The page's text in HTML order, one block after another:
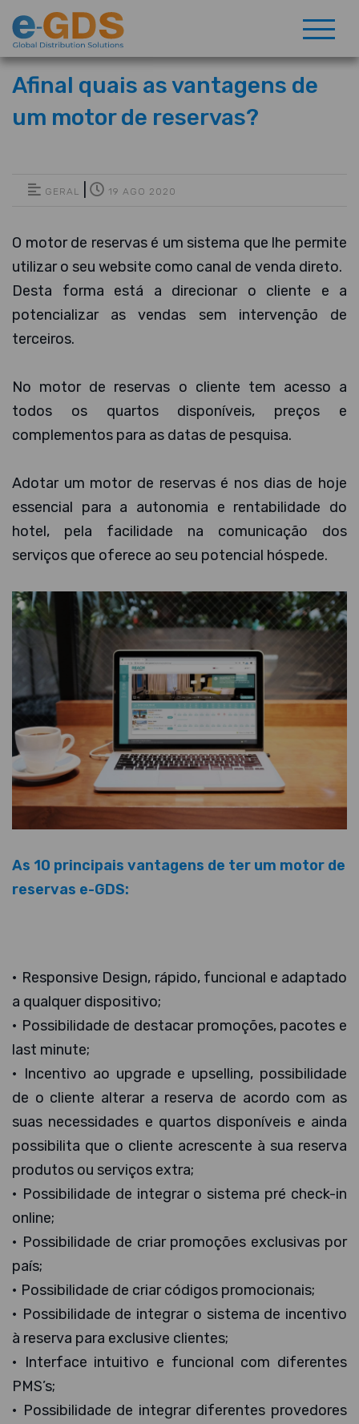
Afinal quais as vantagens de
um motor de reservas?
GERAL 19 AGO 2020
O motor de reservas é um sistema que lhe permite
utilizar o seu website como canal de venda direto.
Desta forma está a direcionar o cliente e a
potencializar as vendas sem intervenção de
terceiros.
No motor de reservas o cliente tem acesso a
todos os quartos disponíveis, preços e
complementos para as datas de pesquisa.
Adotar um motor de reservas é nos dias de hoje
essencial para a autonomia e rentabilidade do
hotel, pela facilidade na comunicação dos
serviços que oferece ao seu potencial hóspede.
As 10 principais vantagens de ter um motor de
reservas e-GDS:
• Responsive Design, rápido, funcional e adaptado
a qualquer dispositivo;
• Possibilidade de destacar promoções, pacotes e
last minute;
• Incentivo ao upgrade e upselling, possibilidade
de o cliente alterar a reserva de acordo com as
suas necessidades e quartos disponíveis e ainda
possibilita que o cliente acrescente à sua reserva
produtos ou serviços extra;
• Possibilidade de integrar o sistema pré check-in
online;
• Possibilidade de criar promoções exclusivas por
país;
• Possibilidade de criar códigos promocionais;
• Possibilidade de integrar o sistema de incentivo
à reserva para exclusive clientes;
• Interface intuitivo e funcional com diferentes
PMS’s;
• Possibilidade de integrar diferentes provedores